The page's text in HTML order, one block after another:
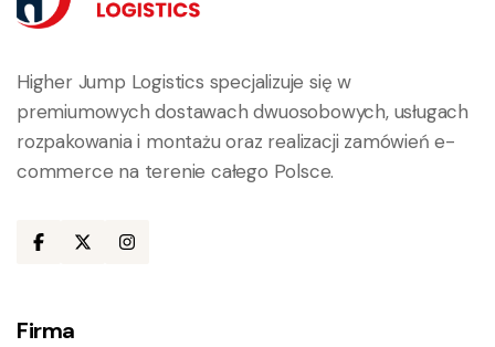
Higher Jump Logistics specjalizuje się w
premiumowych dostawach dwuosobowych, usługach
rozpakowania i montażu oraz realizacji zamówień e-
commerce na terenie całego Polsce.
Firma